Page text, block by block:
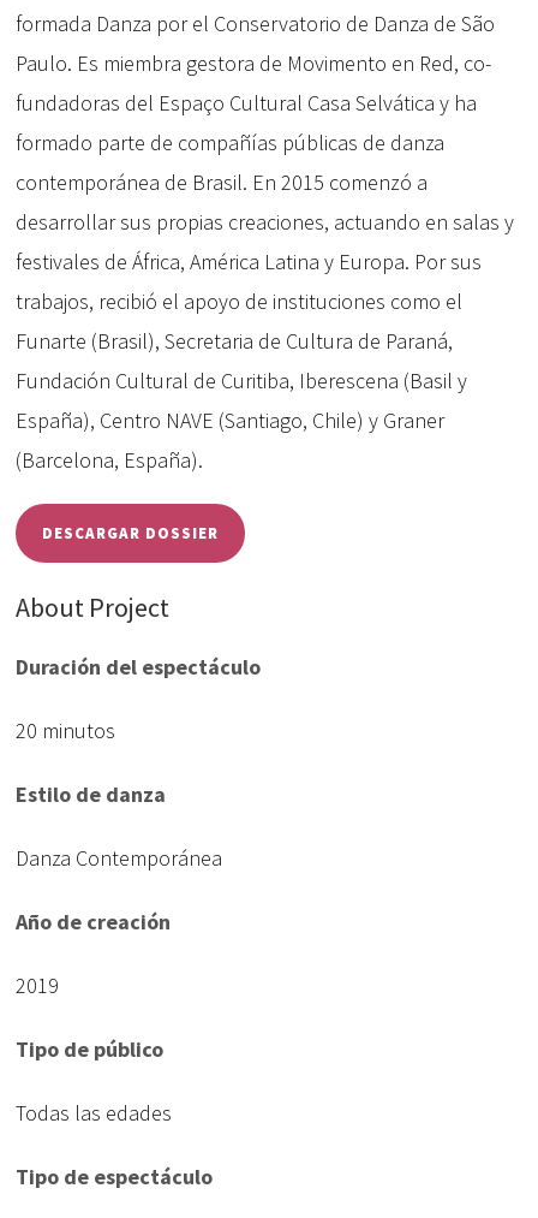
formada Danza por el Conservatorio de Danza de São
Paulo. Es miembra gestora de Movimento en Red, co-
fundadoras del Espaço Cultural Casa Selvática y ha
formado parte de compañías públicas de danza
contemporánea de Brasil. En 2015 comenzó a
desarrollar sus propias creaciones, actuando en salas y
festivales de África, América Latina y Europa. Por sus
trabajos, recibió el apoyo de instituciones como el
Funarte (Brasil), Secretaria de Cultura de Paraná,
Fundación Cultural de Curitiba, Iberescena (Basil y
España), Centro NAVE (Santiago, Chile) y Graner
(Barcelona, España).
DESCARGAR DOSSIER
About Project
Duración del espectáculo
20 minutos
Estilo de danza
Danza Contemporánea
Año de creación
2019
Tipo de público
Todas las edades
Tipo de espectáculo